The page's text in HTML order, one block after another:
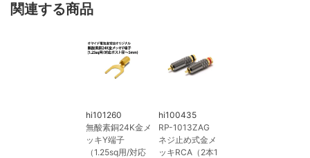
関連する商品
hi101260
無酸素銅24K金メ
ッキY端子
（1.25sq用/対応
hi100435
RP-1013ZAG
ネジ止め式金メ
ッキRCA（2本1